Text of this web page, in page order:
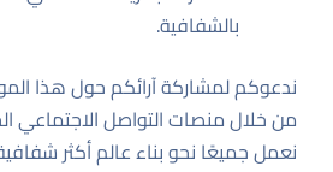
بالشفافية.
ندعوكم لمشاركة آرائكم حول هذا
من خلال منصات التواصل الاجتماعي
نعمل جميعًا نحو بناء عالم أكثر